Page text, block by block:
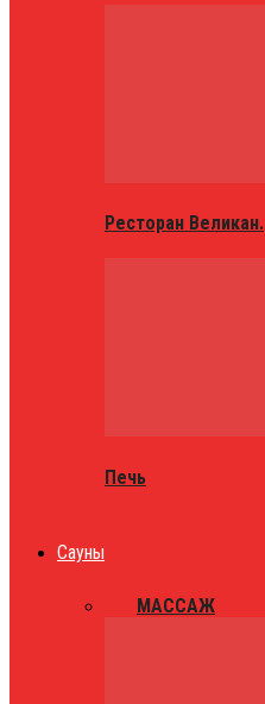
Ресторан Великан.
Печь
Сауны
МАССАЖ